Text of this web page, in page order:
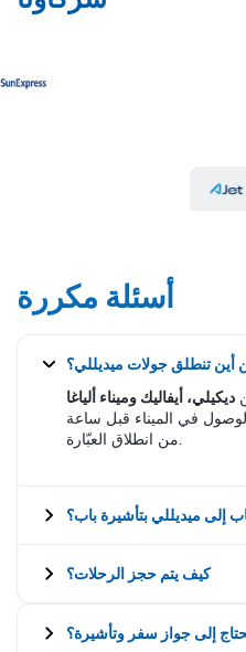
أسئلة مكررة
أين تنطلق جولات ميديللي؟
ديكيلي، أيفاليك وميناء ألياغا
في الميناء قبل ساعة
من انطلاق العبّارة.
إلى ميديللي بتأشيرة باب؟
كيف يتم حجز الرحلات؟
إلى جواز سفر وتأشيرة؟